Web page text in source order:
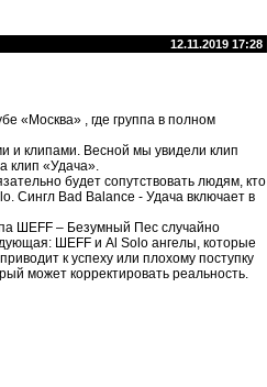
12.11.2019 17:28
«Москва» , где группа в полном
и клипами. Весной мы увидели клип
клип «Удача».
будет сопутствовать людям, кто
Сингл Bad Balance - Удача включает в
ШЕFF – Безумный Пес случайно
ШЕFF и Al Solo ангелы, которые
к успеху или плохому поступку
может корректировать реальность.